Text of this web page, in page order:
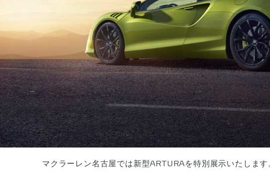
マクラーレン名古屋では新型ARTURAを特別展示いたします